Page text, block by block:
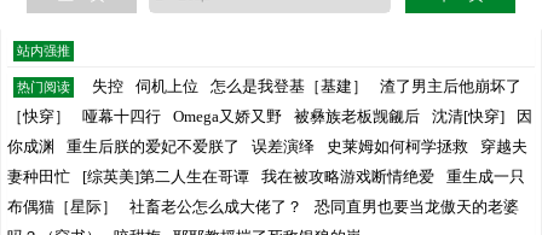
站内强推
热门阅读 失控 伺机上位 怎么是我登基［基建］
渣了男主后他崩坏了
［快穿］
哑幕十四行 Omega又娇又野 被彝族老板觊觎后 沈清[快穿]
因
你成渊
重生后朕的爱妃不爱朕了 误差演绎 史莱姆如何柯学拯救
穿越夫
妻种田忙
[综英美]第二人生在哥谭 我在被攻略游戏断情绝爱
重生成一只
布偶猫［星际］
社畜老公怎么成大佬了？
恐同直男也要当龙傲天的老婆